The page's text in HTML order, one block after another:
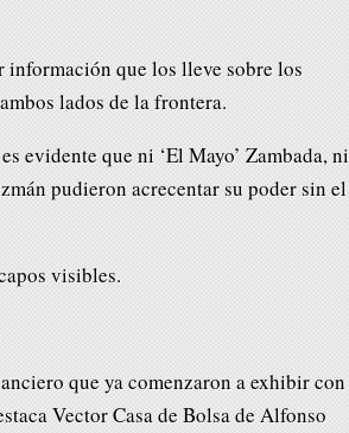
información que los lleve sobre los
lados de la frontera.
evidente que ni ‘El Mayo’ Zambada, ni
pudieron acrecentar su poder sin el
visibles.
que ya comenzaron a exhibir con
Vector Casa de Bolsa de Alfonso